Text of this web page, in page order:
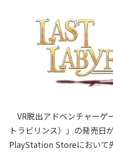
VR脱出アドベンチャー
トラビリンス）」の発売日
PlayStation Storeにおいて